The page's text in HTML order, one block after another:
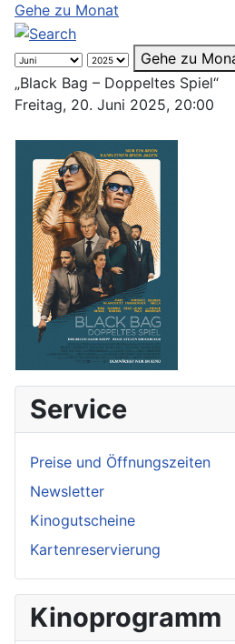
Gehe zu Monat
Gehe zu
„Black Bag – Doppeltes Spiel“
Freitag, 20. Juni 2025, 20:00
Service
Preise und Öffnungszeiten
Newsletter
Kinogutscheine
Kartenreservierung
Kinoprogramm